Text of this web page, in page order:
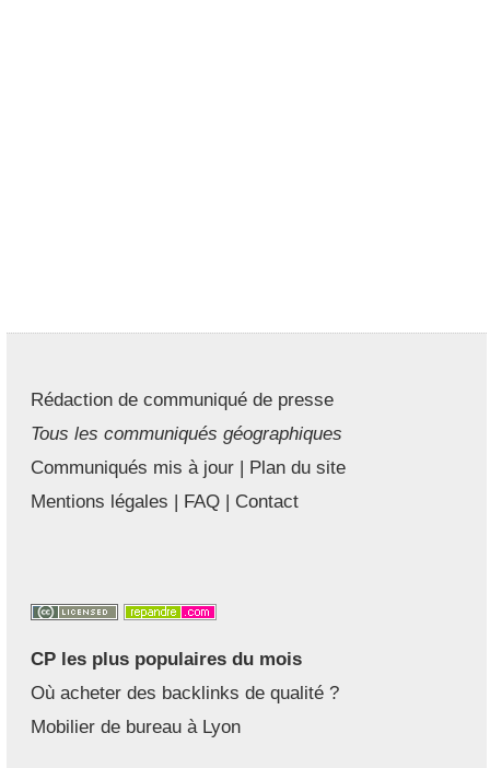
Rédaction de communiqué de presse
Tous les communiqués géographiques
Communiqués mis à jour | Plan du site
Mentions légales | FAQ | Contact
CP les plus populaires du mois
Où acheter des backlinks de qualité ?
Mobilier de bureau à Lyon